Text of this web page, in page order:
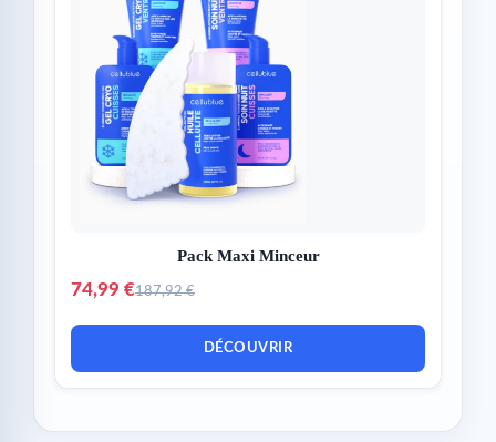
Pack Maxi Minceur
74,99 €187,92 €
DÉCOUVRIR